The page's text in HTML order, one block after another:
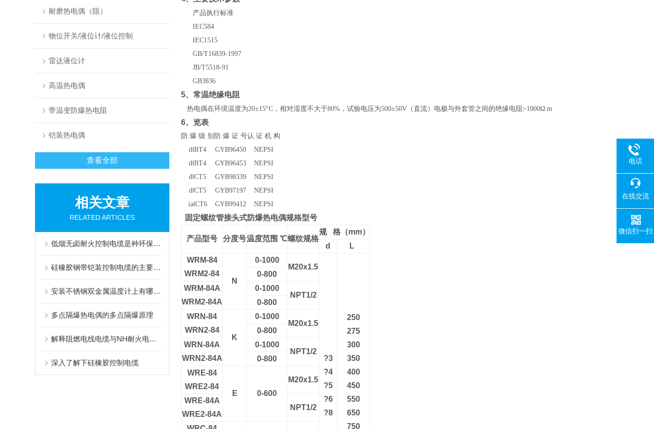
耐磨热电偶（阻）
物位开关/液位计/液位控制
雷达液位计
高温热电偶
带温变防爆热电阻
铠装热电偶
查看全部
相关文章
RELATED ARTICLES
低烟无卤耐火控制电缆是种环保且安全的电缆产品
硅橡胶钢带铠装控制电缆的主要用途
安装不锈钢双金属温度计上有哪些要求
多点隔爆热电偶的多点隔爆原理
解释阻燃电线电缆与NH耐火电线电缆的区别
深入了解下硅橡胶控制电缆
产品执行标准
IEC584
IEC1515
GB/T16839-1997
JB/T5518-91
GB3836
5、常温绝缘电阻
热电偶在环境温度为20±15°C，相对湿度不大于80%，试验电压为500±50V（直流）电极与外套管之间的绝缘电阻>1000Ω.m
6、览表
防 爆 级 别 防 爆 证 号认 证 机 构
d ‖BT4 GYB96450
NEPSI
d ‖BT4 GYB96453
NEPSI
d ‖CT5 GYB98339
NEPSI
d ‖CT5 GYB97197
NEPSI
ia‖CT6 GYB99412 NEPSI
固定螺纹管接头式防爆热电偶规格型号
产品型号 分度号温度范围 ℃螺纹规格
规 格（mm）
d
L
WRM-84
WRM2-84
N
0-1000
M20x1.5
?3
?4
?5
?6
?8
250
275
300
350
400
450
550
650
750
0-800
WRM-84A
WRM2-84A
0-1000
NPT1/2
0-800
WRN-84
WRN2-84
K
0-1000
M20x1.5
0-800
WRN-84A
WRN2-84A
0-1000
NPT1/2
0-800
WRE-84
WRE2-84
E
0-600
M20x1.5
WRE-84A
WRE2-84A
NPT1/2
电话
在线交流
微信扫一扫